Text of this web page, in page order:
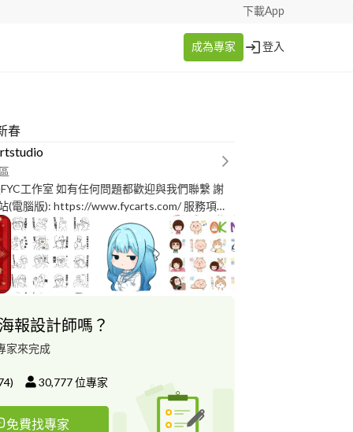
下載App
成為專家 登入
春
工作室 如有任何問題都歡迎與我們聯繫 謝
形象/V皮) 插畫 (人物/背景/頭像) 貼圖 (靜態/動
型/圖文型/圖像型) 平面設計 (修圖/美編/平面設
設計師英、日文程度至少有初級~中級左右, 若
通問題也能處理。
報設計師嗎？
家來完成
) 30,777位專家
免費找專家